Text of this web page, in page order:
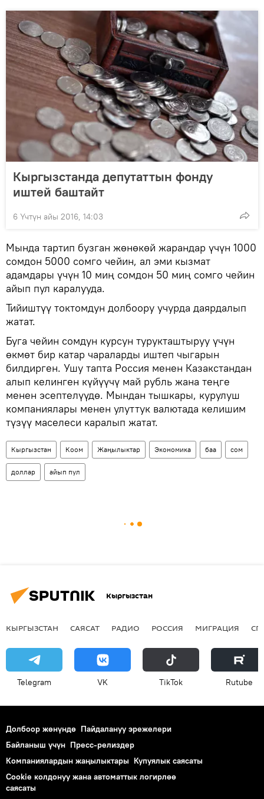
Кыргызстанда депутаттын фонду
иштей баштайт
6 Үчтүн айы 2016, 14:03
Мында тартип бузган жөнөкөй жарандар үчүн 1000
сомдон 5000 сомго чейин, ал эми кызмат
адамдары үчүн 10 миң сомдон 50 миң сомго чейин
айып пул каралууда.
Тийиштүү токтомдун долбоору учурда даярдалып
жатат.
Буга чейин сомдун курсун турукташтыруу үчүн
өкмөт бир катар чараларды иштеп чыгарын
билдирген. Ушу тапта Россия менен Казакстандан
алып келинген күйүүчү май рубль жана теңге
менен эсептелүүдө. Мындан тышкары, курулуш
компаниялары менен улуттук валютада келишим
түзүү маселеси каралып жатат.
Кыргызстан Коом Жаңылыктар Экономика баа сом
доллар айып пул
Кыргызстан
КЫРГЫЗСТАН САЯСАТ РАДИО РОССИЯ МИГРАЦИЯ
Telegram VK ТikТоk Rutube
Долбоор жөнүндө Пайдалануу эрежелери
Байланыш үчүн Пресс-релиздер
Компаниялардын жаңылыктары Купуялык саясаты
Cookie колдонуу жана автоматтык логирлөө
саясаты